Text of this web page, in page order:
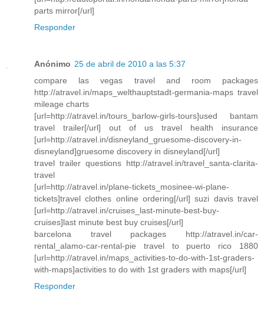
parts mirror[/url]
Responder
Anónimo 25 de abril de 2010 a las 5:37
compare las vegas travel and room packages
http://atravel.in/maps_welthauptstadt-germania-maps travel
mileage charts
[url=http://atravel.in/tours_barlow-girls-tours]used bantam
travel trailer[/url] out of us travel health insurance
[url=http://atravel.in/disneyland_gruesome-discovery-in-
disneyland]gruesome discovery in disneyland[/url]
travel trailer questions http://atravel.in/travel_santa-clarita-
travel
[url=http://atravel.in/plane-tickets_mosinee-wi-plane-
tickets]travel clothes online ordering[/url] suzi davis travel
[url=http://atravel.in/cruises_last-minute-best-buy-
cruises]last minute best buy cruises[/url]
barcelona travel packages http://atravel.in/car-
rental_alamo-car-rental-pie travel to puerto rico 1880
[url=http://atravel.in/maps_activities-to-do-with-1st-graders-
with-maps]activities to do with 1st graders with maps[/url]
Responder